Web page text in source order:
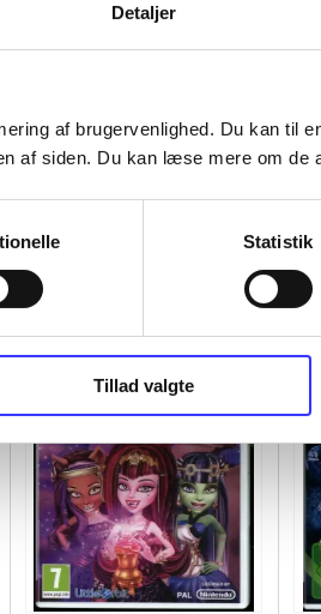
Detaljer
af brugervenlighed. Du kan til
af siden. Du kan læse mere om de
Statistik
Tillad valgte